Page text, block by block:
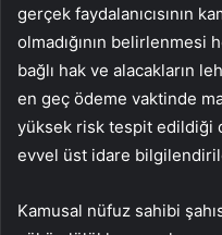
gerçek faydalanıcısının
olmadığının
bağlı hak ve alacakların
en geç ödeme vaktinde
yüksek risk tespit edildiği
evvel üst idare
Kamusal nüfuz sahibi